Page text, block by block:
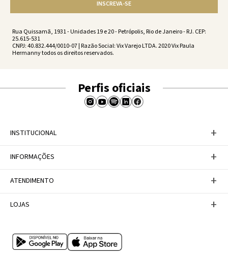
INSCREVA-SE
Rua Quissamã, 1931 - Unidades 19 e 20 - Petrópolis, Rio de Janeiro - RJ. CEP:
25.615-531
CNPJ: 40.832.444/0010-07 | Razão Social: Vix Varejo LTDA. 2020 Vix Paula
Hermanny todos os direitos reservados.
Perfis oficiais
INSTITUCIONAL +
A Marca
Trabalhe conosco
INFORMAÇÕES +
Política de Privacidade
Tabela de Medidas
ATENDIMENTO +
Personal Shopper
LOJAS +
Multimarcas